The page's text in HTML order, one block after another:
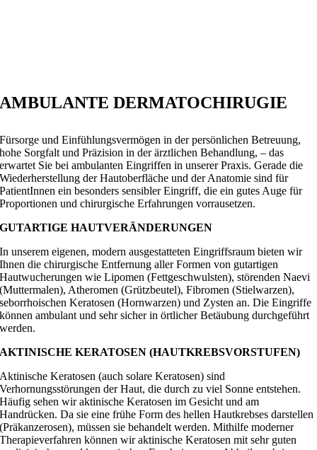
AMBULANTE DERMATOCHIRUGIE
Fürsorge und Einfühlungsvermögen in der persönlichen Betreuung,
hohe Sorgfalt und Präzision in der ärztlichen Behandlung, – das
erwartet Sie bei ambulanten Eingriffen in unserer Praxis. Gerade die
Wiederherstellung der Hautoberfläche und der Anatomie sind für
PatientInnen ein besonders sensibler Eingriff, die ein gutes Auge für
Proportionen und chirurgische Erfahrungen vorrausetzen.
GUTARTIGE HAUTVERÄNDERUNGEN
In unserem eigenen, modern ausgestatteten Eingriffsraum bieten wir
Ihnen die chirurgische Entfernung aller Formen von gutartigen
Hautwucherungen wie Lipomen (Fettgeschwulsten), störenden Naevi
(Muttermalen), Atheromen (Grützbeutel), Fibromen (Stielwarzen),
seborrhoischen Keratosen (Hornwarzen) und Zysten an. Die Eingriffe
können ambulant und sehr sicher in örtlicher Betäubung durchgeführt
werden.
AKTINISCHE KERATOSEN (HAUTKREBSVORSTUFEN)
Aktinische Keratosen (auch solare Keratosen) sind
Verhornungsstörungen der Haut, die durch zu viel Sonne entstehen.
Häufig sehen wir aktinische Keratosen im Gesicht und am
Handrücken. Da sie eine frühe Form des hellen Hautkrebses darstellen
(Präkanzerosen), müssen sie behandelt werden. Mithilfe moderner
Therapieverfahren können wir aktinische Keratosen mit sehr guten